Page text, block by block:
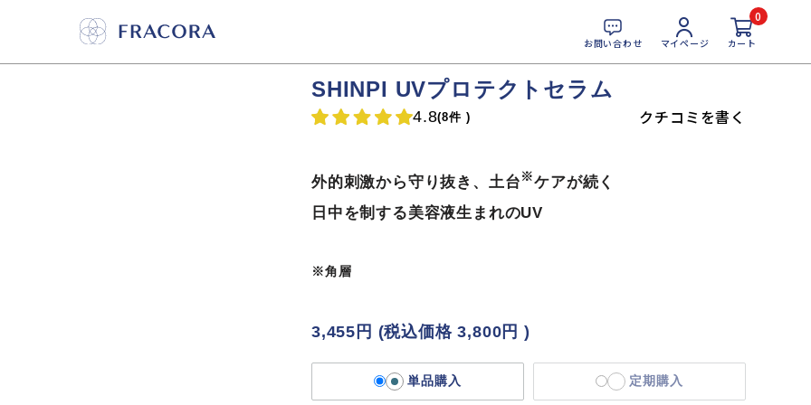
お問い合わせ マイページ
0
カート
SHINPI UVプロテクトセラム
4.8(8件 ) クチコミを書く
外的刺激から守り抜き、土台※ケアが続く
日中を制する美容液生まれのUV
※角層
3,455円 (税込価格3,800円 )
単品購入 定期購入